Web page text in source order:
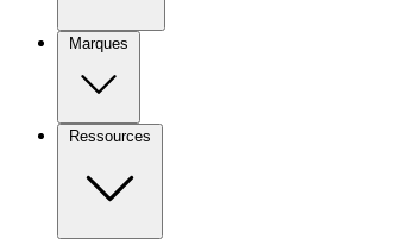
Marques
Ressources